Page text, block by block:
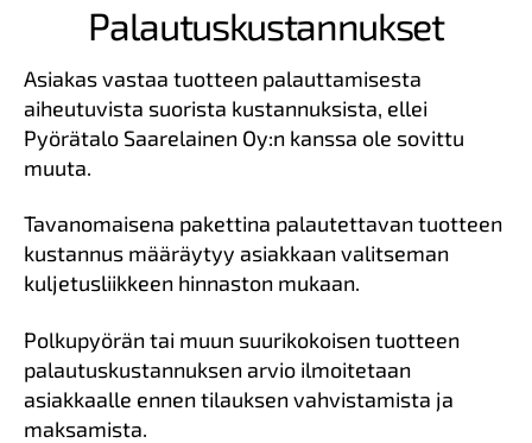
Palautuskustannukset
Asiakas vastaa tuotteen palauttamisesta
aiheutuvista suorista kustannuksista, ellei
Pyörätalo Saarelainen Oy:n kanssa ole sovittu
muuta.
Tavanomaisena pakettina palautettavan tuotteen
kustannus määräytyy asiakkaan valitseman
kuljetusliikkeen hinnaston mukaan.
Polkupyörän tai muun suurikokoisen tuotteen
palautuskustannuksen arvio ilmoitetaan
asiakkaalle ennen tilauksen vahvistamista ja
maksamista.